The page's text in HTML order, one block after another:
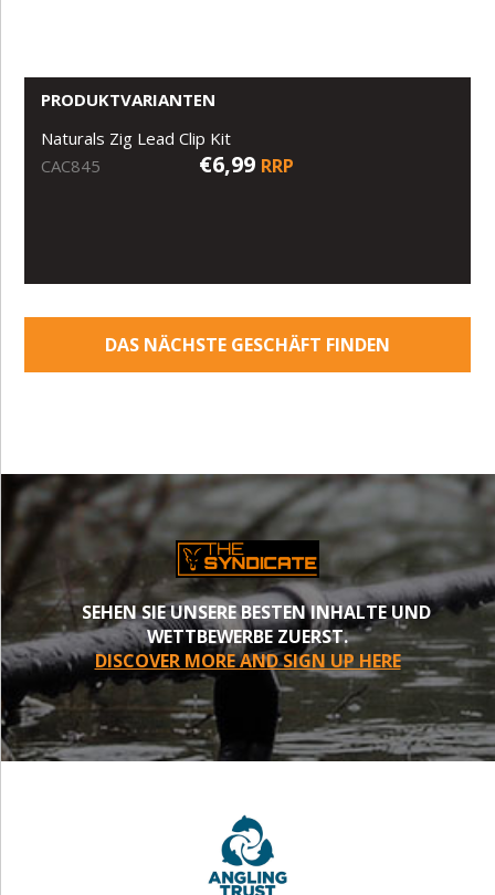
PRODUKTVARIANTEN
Naturals Zig Lead Clip Kit
CAC845
€6,99 RRP
DAS NÄCHSTE GESCHÄFT FINDEN
SEHEN SIE UNSERE BESTEN INHALTE UND
WETTBEWERBE ZUERST.
DISCOVER MORE AND SIGN UP HERE